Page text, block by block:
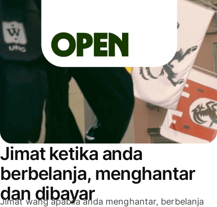
Jimat ketika anda
berbelanja, menghantar
dan dibayar
Jimat wang apabila anda menghantar, berbelanja